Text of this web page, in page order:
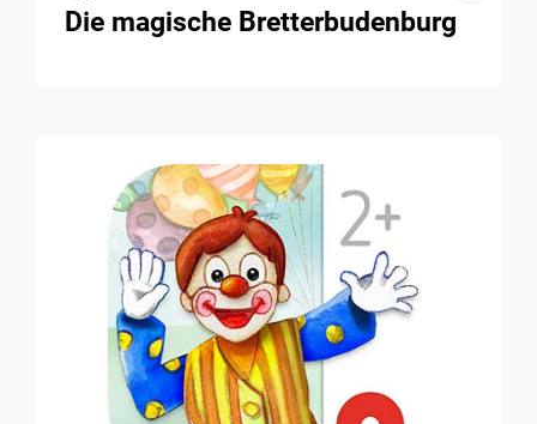
Die magische Bretterbudenburg